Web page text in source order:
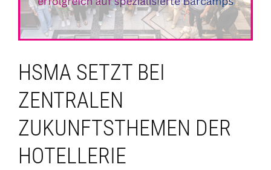
HSMA SETZT BEI
ZENTRALEN
ZUKUNFTSTHEMEN DER
HOTELLERIE